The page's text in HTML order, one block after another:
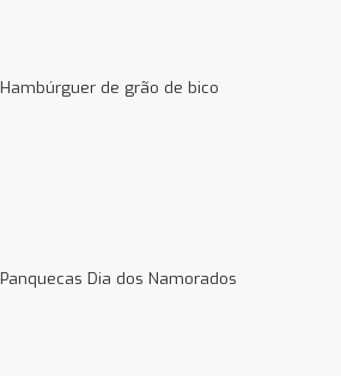
Hambúrguer de grão de bico
Panquecas Dia dos Namorados